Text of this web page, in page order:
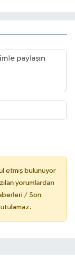
etmiş bulunuyor
yorumlardan
/ Son